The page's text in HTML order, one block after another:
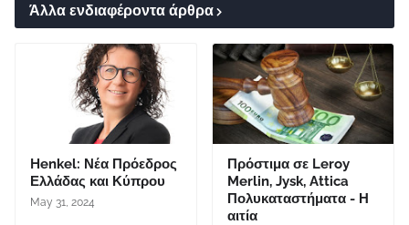
Άλλα ενδιαφέροντα άρθρα
Henkel: Νέα Πρόεδρος
Ελλάδας και Κύπρου
May 31, 2024
Πρόστιμα σε Leroy
Merlin, Jysk, Attica
Πολυκαταστήματα - Η
αιτία